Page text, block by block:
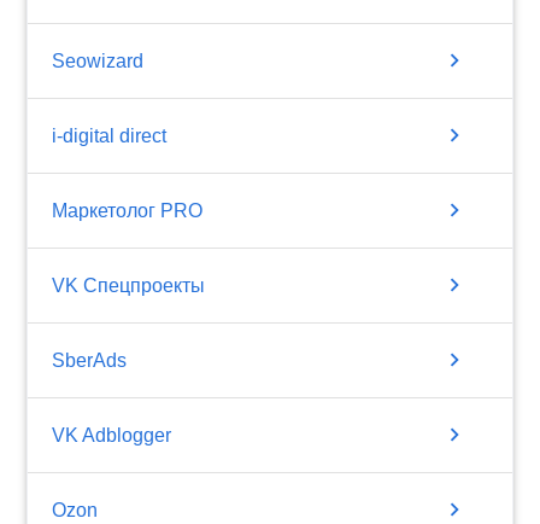
Seowizard chevron_right
i-digital direct chevron_right
Маркетолог PRO chevron_right
VK Спецпроекты chevron_right
SberAds chevron_right
VK Adblogger chevron_right
Ozon chevron_right